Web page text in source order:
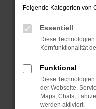
Überprüfe
Laden andere
Suchmaschine?
Manche
können das
verhindern.
anderen
Folgende Kategorien von
Essentiell
Diese
Kernfunktionalität
Funktional
Diese
der Webseite.
Maps, Chats,
werden aktiviert.